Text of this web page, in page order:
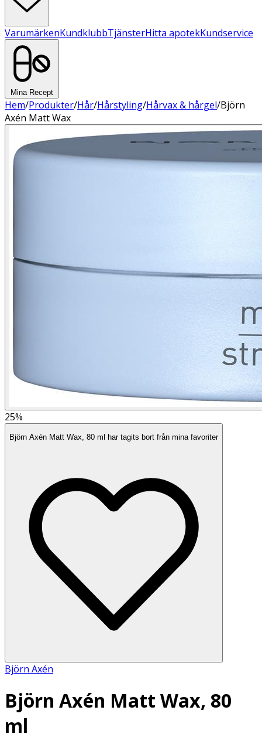
VarumärkenKundklubbTjänsterHitta apotekKundservice
Mina Recept
Hem/Produkter/Hår/Hårstyling/Hårvax & hårgel/Björn
Axén Matt Wax
25%
Björn Axén Matt Wax, 80 ml har tagits bort från mina favoriter
Björn Axén
Björn Axén Matt Wax, 80
ml